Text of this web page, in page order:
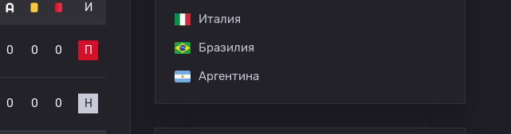
И
0 0 0 П
0 0 0 Н
Италия
Бразилия
Аргентина